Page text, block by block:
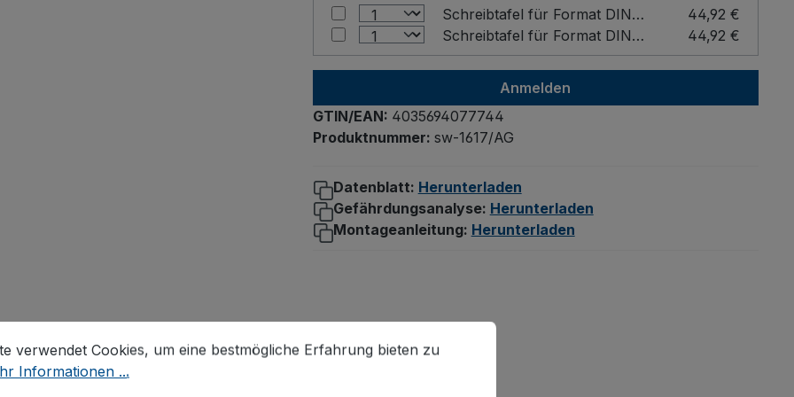
Schreibtafel für Format DIN A4 Farbe: Grau / Format: DIN A4 hoch
44,92 €
Schreibtafel für Format DIN A4 Farbe: Grau / Format: DIN A4 quer
44,92 €
Anmelden
GTIN/EAN: 4035694077744
Produktnummer: sw-1617/AG
Datenblatt: Herunterladen
Gefährdungsanalyse: Herunterladen
Montageanleitung: Herunterladen
Streben
Cookies, um eine bestmögliche Erfahrung bieten zu können.
Mehr Informationen ...
verwendet Cookies, um eine bestmögliche Erfahrung bieten zu
Informationen ...